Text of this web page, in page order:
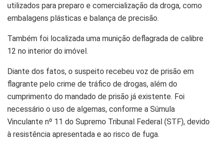
utilizados para preparo e comercialização da droga, como
embalagens plásticas e balança de precisão.
Também foi localizada uma munição deflagrada de calibre
12 no interior do imóvel.
Diante dos fatos, o suspeito recebeu voz de prisão em
flagrante pelo crime de tráfico de drogas, além do
cumprimento do mandado de prisão já existente. Foi
necessário o uso de algemas, conforme a Súmula
Vinculante nº 11 do Supremo Tribunal Federal (STF), devido
à resistência apresentada e ao risco de fuga.